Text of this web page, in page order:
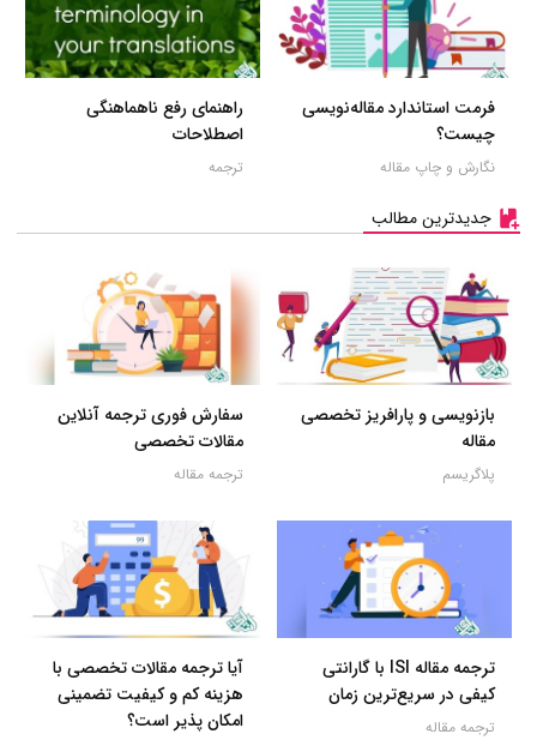
فرمت استاندارد مقاله‌نویسی
چیست؟
نگارش و چاپ مقاله
راهنمای رفع ناهماهنگی
اصطلاحات
ترجمه
جدیدترین مطالب
بازنویسی و پارافریز تخصصی
مقاله
پلاگریسم
سفارش فوری ترجمه آنلاین
مقالات تخصصی
ترجمه مقاله
ترجمه مقاله ISI با گارانتی
کیفی در سریع‌ترین زمان
ترجمه مقاله
آیا ترجمه مقالات تخصصی با
هزینه کم و کیفیت تضمینی
امکان پذیر است؟